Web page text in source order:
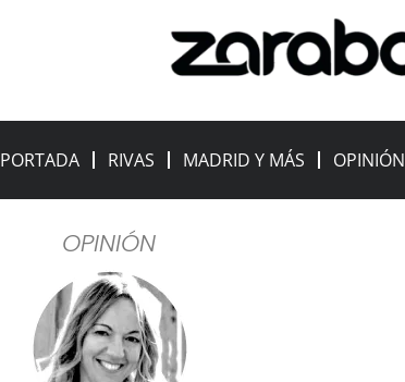
PORTADA RIVAS MADRID Y MÁS OPINIÓN
OPINIÓN